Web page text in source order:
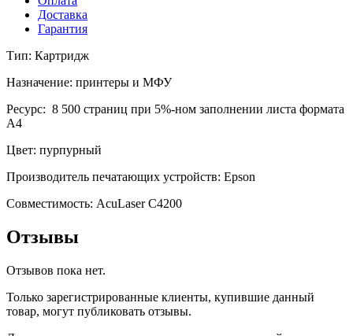
Доставка
Гарантия
Тип: Картридж
Назначение: принтеры и МФУ
Ресурс: 8 500 страниц при 5%-ном заполнении листа формата
А4
Цвет: пурпурный
Производитель печатающих устройств: Epson
Совместимость: AcuLaser C4200
Отзывы
Отзывов пока нет.
Только зарегистрированные клиенты, купившие данный
товар, могут публиковать отзывы.